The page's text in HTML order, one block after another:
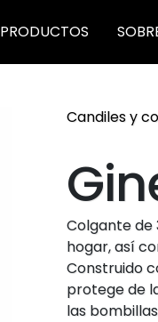
PRODUCTOS
Candiles y
Colgante de
hogar, así
Construido
protege de
las